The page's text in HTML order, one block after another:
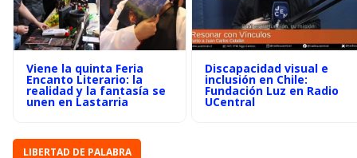
Viene la quinta Feria
Encanto Literario: la
realidad y la fantasía se
unen en Lastarria
Discapacidad visual e
inclusión en Chile:
Fundación Luz en Radio
UCentral
LIBERTAD DE PALABRA